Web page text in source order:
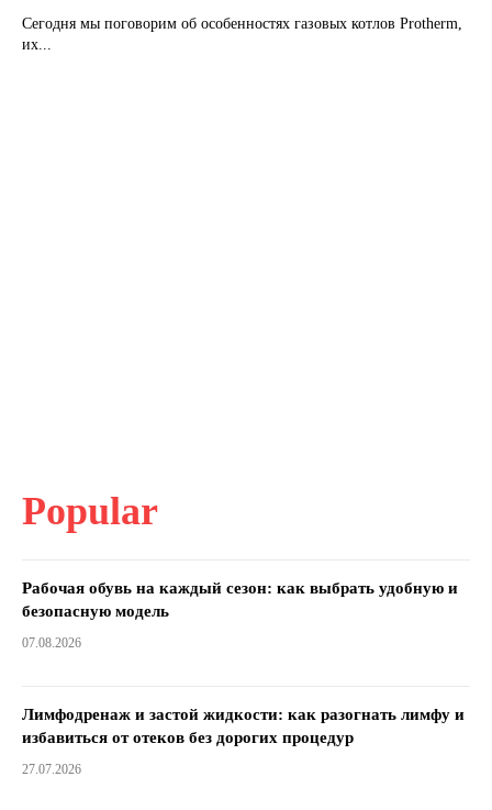
Сегодня мы поговорим об особенностях газовых котлов Protherm,
их...
Popular
Рабочая обувь на каждый сезон: как выбрать удобную и
безопасную модель
07.08.2026
Лимфодренаж и застой жидкости: как разогнать лимфу и
избавиться от отеков без дорогих процедур
27.07.2026